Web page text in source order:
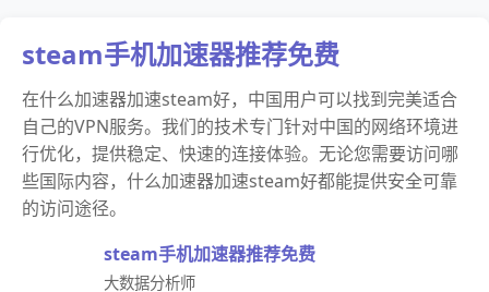
steam手机加速器推荐免费
在什么加速器加速steam好，中国用户可以找到完美适合
自己的VPN服务。我们的技术专门针对中国的网络环境进
行优化，提供稳定、快速的连接体验。无论您需要访问哪
些国际内容，什么加速器加速steam好都能提供安全可靠
的访问途径。
steam手机加速器推荐免费
大数据分析师